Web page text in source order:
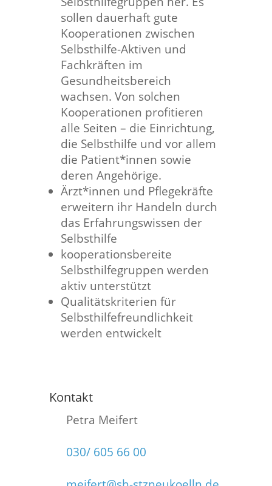
sollen dauerhaft gute
Kooperationen zwischen
Selbsthilfe-Aktiven und
Fachkräften im
Gesundheitsbereich
wachsen. Von solchen
Kooperationen profitieren
alle Seiten – die Einrichtung,
die Selbsthilfe und vor allem
die Patient*innen sowie
deren Angehörige.
Ärzt*innen und Pflegekräfte
erweitern ihr Handeln durch
das Erfahrungswissen der
Selbsthilfe
kooperationsbereite
Selbsthilfegruppen werden
aktiv unterstützt
Qualitätskriterien für
Selbsthilfefreundlichkeit
werden entwickelt
Kontakt
Petra Meifert
030/ 605 66 00